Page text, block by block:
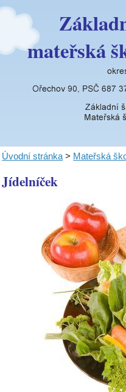
mateřská
Úvodní stránka > Mateřská
Jídelníček